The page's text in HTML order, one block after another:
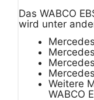
Das WABCO
wird unter
Weitere
WABCO